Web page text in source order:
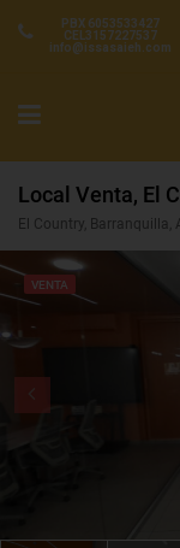
PBX 6053533427
CEL3157227537
info@issasaieh.com
VENTA